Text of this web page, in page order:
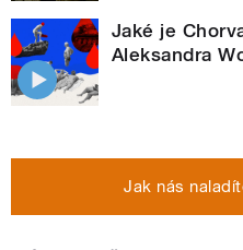
Jaké je
Aleksandra
Jak nás